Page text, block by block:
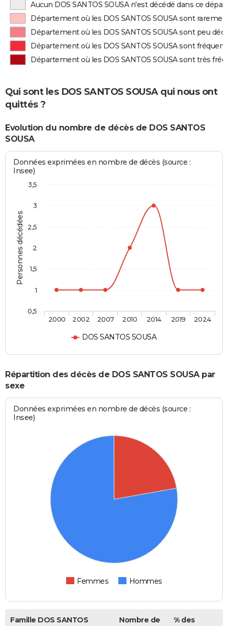
Aucun DOS SANTOS SOUSA n'est décédé dans ce
Département où les DOS SANTOS SOUSA sont
Département où les DOS SANTOS SOUSA sont peu
Département où les DOS SANTOS SOUSA sont
Département où les DOS SANTOS SOUSA sont très
Qui sont les DOS SANTOS SOUSA qui nous ont
quittés ?
Evolution du nombre de décès de DOS SANTOS
SOUSA
Personnes décédées
Données exprimées en nombre de décès (source :
Insee)
DOS SANTOS SOUSA
2000 2002 2007 2010 2014 2019 2024
0,5
1
1,5
2
2,5
3
3,5
Répartition des décès de DOS SANTOS SOUSA par
sexe
Données exprimées en nombre de décès (source :
Insee)
Femmes Hommes
Famille DOS SANTOS
Nombre de
% des